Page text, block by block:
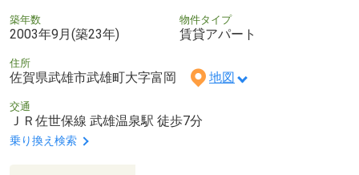
築年数
2003年9月(築23年)
物件タイプ
賃貸アパート
住所
佐賀県武雄市武雄町大字富岡 地図
交通
ＪＲ佐世保線 武雄温泉駅 徒歩7分
乗り換え検索